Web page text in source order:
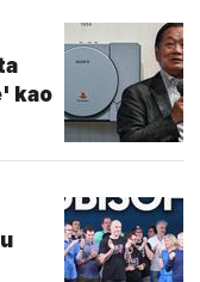
kao